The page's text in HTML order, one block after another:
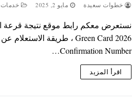
خطوات سعيدة مايو 2, 2025 خدمات
Confirmation Number…
اقرأ المزيد